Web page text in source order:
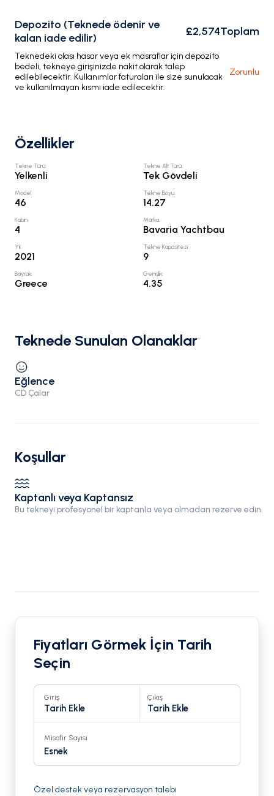
Depozito (Teknede ödenir ve
kalan iade edilir)
£2,574Toplam
Teknedeki olası hasar veya ek masraflar için depozito
bedeli, tekneye girişinizde nakit olarak talep
edilebilecektir. Kullanımlar faturaları ile size sunulacak
ve kullanılmayan kısmı iade edilecektir.
Zorunlu
Özellikler
Tekne Türü:
Yelkenli
Tekne Alt Türü:
Tek Gövdeli
Model:
46
Tekne Boyu:
14.27
Kabin:
4
Marka:
Bavaria Yachtbau
Yıl:
2021
Tekne Kapasitesi:
9
Bayrak:
Greece
Genişlik:
4.35
Teknede Sunulan Olanaklar
Eğlence
CD Çalar
Koşullar
Kaptanlı veya Kaptansız
Bu tekneyi profesyonel bir kaptanla veya olmadan rezerve edin.
Fiyatları Görmek İçin Tarih
Seçin
Giriş
Tarih Ekle
Çıkış
Tarih Ekle
Misafir Sayısı
Esnek
Özel destek veya rezervasyon talebi